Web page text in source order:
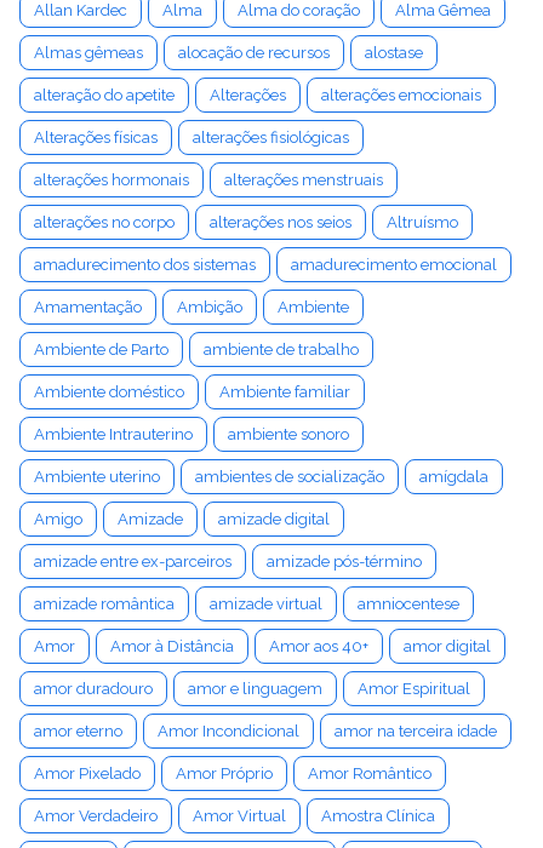
Allan Kardec Alma Alma do coração Alma Gêmea
Almas gêmeas alocação de recursos alostase
alteração do apetite Alterações alterações emocionais
Alterações físicas alterações fisiológicas
alterações hormonais alterações menstruais
alterações no corpo alterações nos seios Altruísmo
amadurecimento dos sistemas amadurecimento emocional
Amamentação Ambição Ambiente
Ambiente de Parto ambiente de trabalho
Ambiente doméstico Ambiente familiar
Ambiente Intrauterino ambiente sonoro
Ambiente uterino ambientes de socialização amígdala
Amigo Amizade amizade digital
amizade entre ex-parceiros amizade pós-término
amizade romântica amizade virtual amniocentese
Amor Amor à Distância Amor aos 40+ amor digital
amor duradouro amor e linguagem Amor Espiritual
amor eterno Amor Incondicional amor na terceira idade
Amor Pixelado Amor Próprio Amor Romântico
Amor Verdadeiro Amor Virtual Amostra Clínica